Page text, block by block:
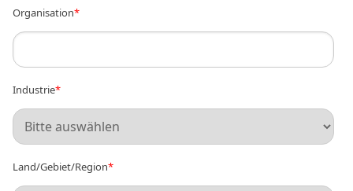
Organisation*
Industrie*
Land/Gebiet/Region*